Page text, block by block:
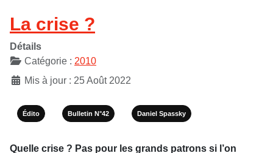
La crise ?
Détails
Catégorie : 2010
Mis à jour : 25 Août 2022
Édito Bulletin N°42 Daniel Spassky
Quelle crise ? Pas pour les grands patrons si l’on